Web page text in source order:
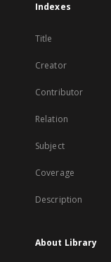
Indexes
Title
Creator
Contributor
Relation
Subject
Coverage
Description
About Library